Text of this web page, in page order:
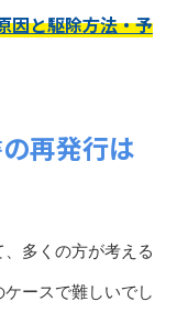
因と駆除方法・予
再発行は
多くの方が考える
ースで難しいでし